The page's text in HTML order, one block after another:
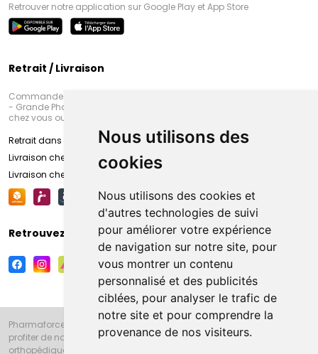
Nous utilisons des
cookies
Nous utilisons des cookies et
d'autres technologies de suivi
pour améliorer votre expérience
de navigation sur notre site, pour
vous montrer un contenu
personnalisé et des publicités
ciblées, pour analyser le trafic de
notre site et pour comprendre la
provenance de nos visiteurs.
Retrouver notre application sur Google Play et App Store
Retrait / Livraison
Commandez en ligne et venez chercher votre commande à Amiens
- Grande Pharmacie d’Amiens (Fachon) ou recevez-là rapidement
chez vous ou en point retrait
Retrait dans la pharmacie d’Amiens
Livraison chez vous
Livraison chez votre commerçant
Retrouvez-nous sur vos réseaux sociaux
Pharmaforce.fr et la Grande Pharmacie d’Amiens vous souhaitent de
profiter de notre accueil, de nos conseils pharmaceutiques,
orthopédiques, homéopathiques, parapharmaceutiques, beauté et